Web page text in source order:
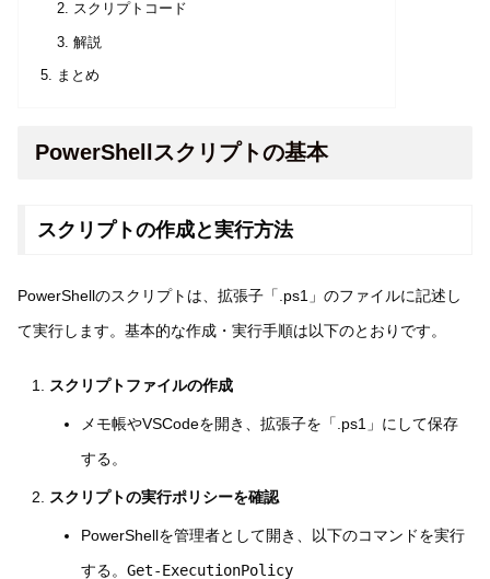
スクリプトコード
解説
まとめ
PowerShellスクリプトの基本
スクリプトの作成と実行方法
PowerShellのスクリプトは、拡張子「.ps1」のファイルに記述し
て実行します。基本的な作成・実行手順は以下のとおりです。
スクリプトファイルの作成
メモ帳やVSCodeを開き、拡張子を「.ps1」にして保存
する。
スクリプトの実行ポリシーを確認
PowerShellを管理者として開き、以下のコマンドを実行
する。 Get-ExecutionPolicy